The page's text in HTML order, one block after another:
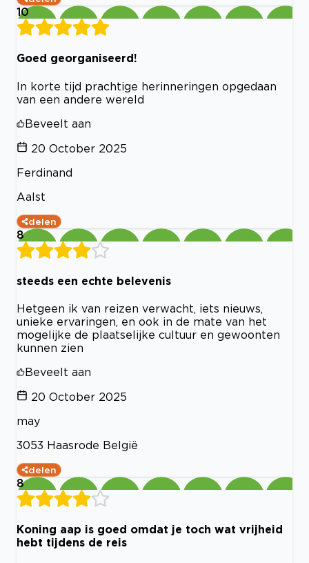
10
Goed georganiseerd!
In korte tijd prachtige herinneringen opgedaan
van een andere wereld
Beveelt aan
20 October 2025
Ferdinand
Aalst
delen
8
steeds een echte belevenis
Hetgeen ik van reizen verwacht, iets nieuws,
unieke ervaringen, en ook in de mate van het
mogelijke de plaatselijke cultuur en gewoonten
kunnen zien
Beveelt aan
20 October 2025
may
3053 Haasrode België
delen
8
Koning aap is goed omdat je toch wat vrijheid
hebt tijdens de reis